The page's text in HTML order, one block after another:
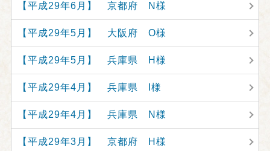
【平成29年6月】 京都府 N様
【平成29年5月】 大阪府 O様
【平成29年5月】 兵庫県 H様
【平成29年4月】 兵庫県 I様
【平成29年4月】 兵庫県 N様
【平成29年3月】 京都府 H様